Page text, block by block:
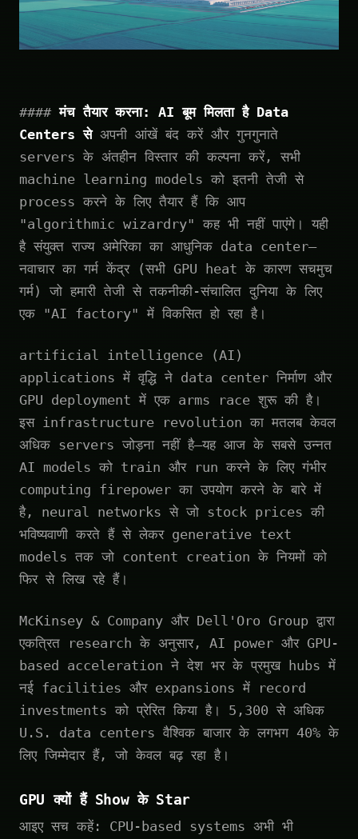
####मंच तैयार करना: AI बूम मिलता है Data
Centers सेअपनी आंखें बंद करें और गुनगुनाते
servers के अंतहीन विस्तार की कल्पना करें, सभी
machine learning models को इतनी तेजी से
process करने के लिए तैयार हैं कि आप
"algorithmic wizardry" कह भी नहीं पाएंगे। यही
है संयुक्त राज्य अमेरिका का आधुनिक data center—
नवाचार का गर्म केंद्र (सभी GPU heat के कारण सचमुच
गर्म) जो हमारी तेजी से तकनीकी-संचालित दुनिया के लिए
एक "AI factory" में विकसित हो रहा है।
artificial intelligence (AI)
applications में वृद्धि ने data center निर्माण और
GPU deployment में एक arms race शुरू की है।
इस infrastructure revolution का मतलब केवल
अधिक servers जोड़ना नहीं है—यह आज के सबसे उन्नत
AI models को train और run करने के लिए गंभीर
computing firepower का उपयोग करने के बारे में
है, neural networks से जो stock prices की
भविष्यवाणी करते हैं से लेकर generative text
models तक जो content creation के नियमों को
फिर से लिख रहे हैं।
McKinsey & Company और Dell'Oro Group द्वारा
एकत्रित research के अनुसार, AI power और GPU-
based acceleration ने देश भर के प्रमुख hubs में
नई facilities और expansions में record
investments को प्रेरित किया है। 5,300 से अधिक
U.S. data centers वैश्विक बाजार के लगभग 40% के
लिए जिम्मेदार हैं, जो केवल बढ़ रहा है।
GPU क्यों हैं Show के Star
आइए सच कहें: CPU-based systems अभी भी